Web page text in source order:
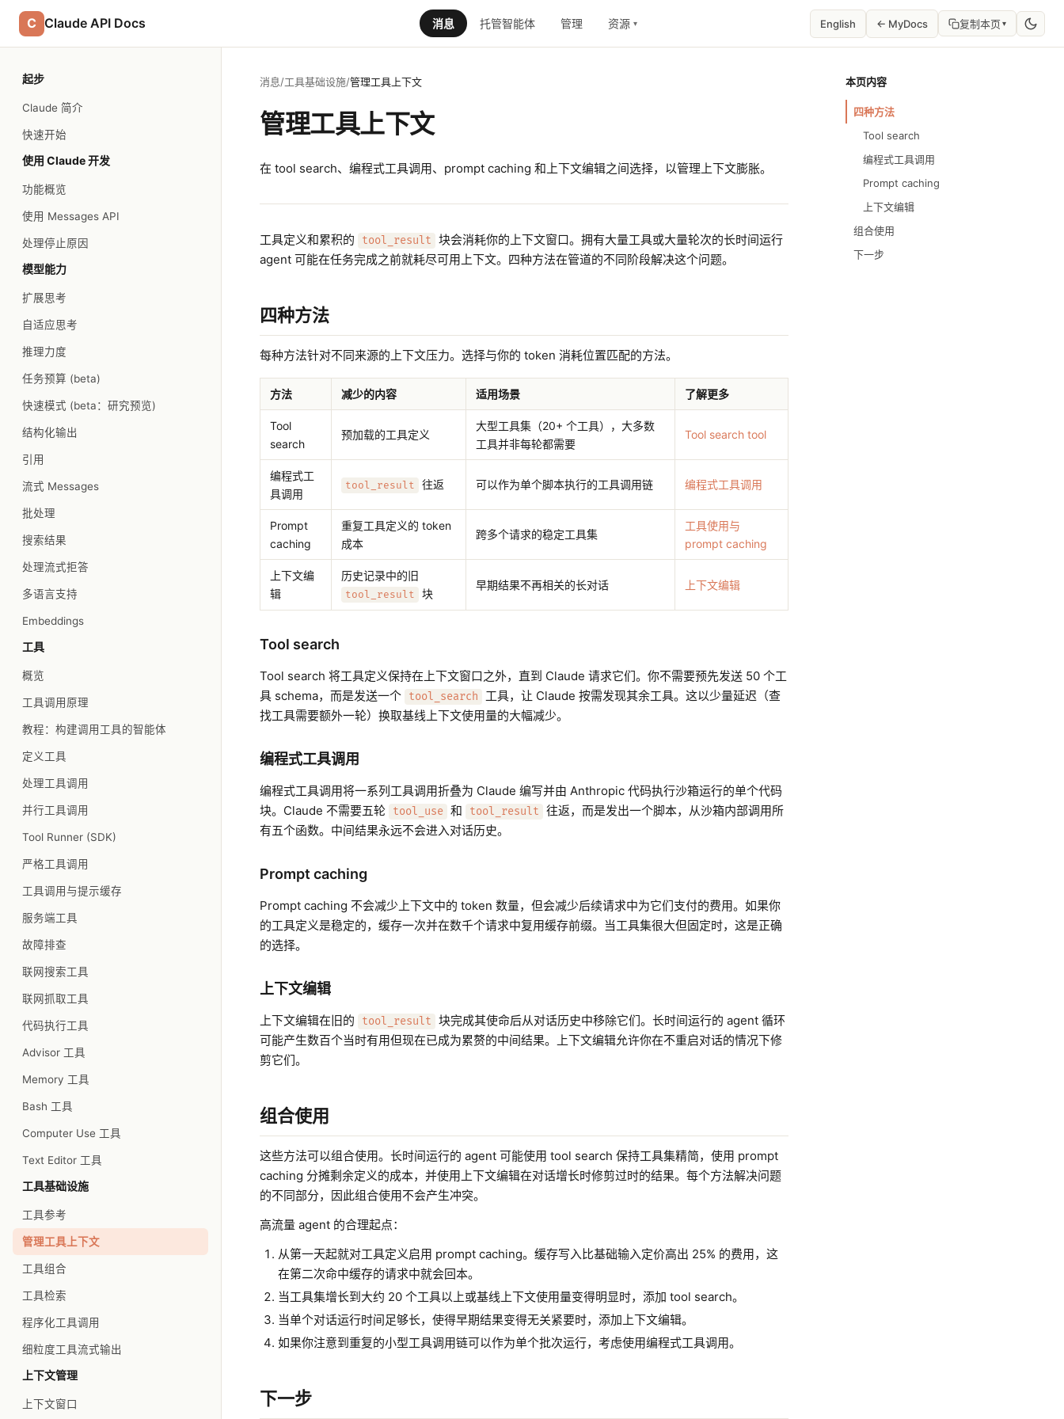
C Claude API Docs 消息 托管智能体 管理 资源 ▾ English ← MyDocs 复制本页▾
起步
Claude 简介
快速开始
使用 Claude 开发
功能概览
使用 Messages API
处理停止原因
模型能力
扩展思考
自适应思考
推理力度
任务预算 (beta)
快速模式 (beta：研究预览)
结构化输出
引用
流式 Messages
批处理
搜索结果
处理流式拒答
多语言支持
Embeddings
工具
概览
工具调用原理
教程：构建调用工具的智能体
定义工具
处理工具调用
并行工具调用
Tool Runner (SDK)
严格工具调用
工具调用与提示缓存
服务端工具
故障排查
联网搜索工具
联网抓取工具
代码执行工具
Advisor 工具
Memory 工具
Bash 工具
Computer Use 工具
Text Editor 工具
工具基础设施
工具参考
管理工具上下文
工具组合
工具检索
程序化工具调用
细粒度工具流式输出
上下文管理
上下文窗口
消息/工具基础设施/管理工具上下文
管理工具上下文
在 tool search、编程式工具调用、prompt caching 和上下文编辑之间选择，以管理上下文膨胀。
工具定义和累积的 tool_result
块会消耗你的上下文窗口。拥有大量工具或大量轮次的长时间运行
agent 可能在任务完成之前就耗尽可用上下文。四种方法在管道的不同阶段解决这个问题。
四种方法
每种方法针对不同来源的上下文压力。选择与你的 token 消耗位置匹配的方法。
方法 减少的内容 适用场景 了解更多
Tool
search
预加载的工具定义
大型工具集（20+ 个工具），大多数
工具并非每轮都需要
Tool search tool
编程式工
具调用
tool_result 往返 可以作为单个脚本执行的工具调用链 编程式工具调用
Prompt
caching
重复工具定义的 token
成本
跨多个请求的稳定工具集
工具使用与
prompt caching
上下文编
辑
历史记录中的旧
tool_result 块
早期结果不再相关的长对话 上下文编辑
Tool search
Tool search 将工具定义保持在上下文窗口之外，直到 Claude 请求它们。你不需要预先发送 50 个工
具 schema，而是发送一个
tool_search
工具，让 Claude 按需发现其余工具。这以少量延迟（查
找工具需要额外一轮）换取基线上下文使用量的大幅减少。
编程式工具调用
编程式工具调用将一系列工具调用折叠为 Claude 编写并由 Anthropic 代码执行沙箱运行的单个代码
块。Claude 不需要五轮
tool_use 和 tool_result
往返，而是发出一个脚本，从沙箱内部调用所
有五个函数。中间结果永远不会进入对话历史。
Prompt caching
Prompt caching 不会减少上下文中的 token 数量，但会减少后续请求中为它们支付的费用。如果你
的工具定义是稳定的，缓存一次并在数千个请求中复用缓存前缀。当工具集很大但固定时，这是正确
的选择。
上下文编辑
上下文编辑在旧的 tool_result
块完成其使命后从对话历史中移除它们。长时间运行的 agent 循环
可能产生数百个当时有用但现在已成为累赘的中间结果。上下文编辑允许你在不重启对话的情况下修
剪它们。
组合使用
这些方法可以组合使用。长时间运行的 agent 可能使用 tool search 保持工具集精简，使用 prompt
caching 分摊剩余定义的成本，并使用上下文编辑在对话增长时修剪过时的结果。每个方法解决问题
的不同部分，因此组合使用不会产生冲突。
高流量 agent 的合理起点：
从第一天起就对工具定义启用 prompt caching。缓存写入比基础输入定价高出 25% 的费用，这
在第二次命中缓存的请求中就会回本。
当工具集增长到大约 20 个工具以上或基线上下文使用量变得明显时，添加 tool search。
当单个对话运行时间足够长，使得早期结果变得无关紧要时，添加上下文编辑。
如果你注意到重复的小型工具调用链可以作为单个批次运行，考虑使用编程式工具调用。
下一步
本页内容
四种方法
Tool search
编程式工具调用
Prompt caching
上下文编辑
组合使用
下一步